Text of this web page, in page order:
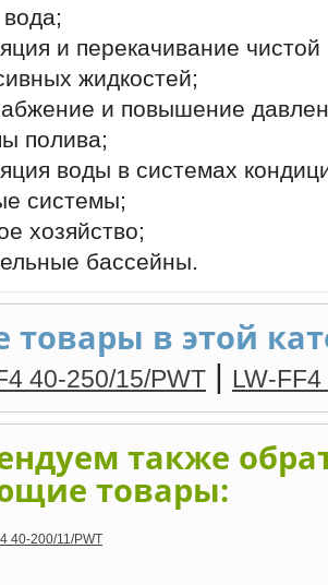
и перекачивание
жидкостей;
и повышение
полива;
воды в системах
системы;
хозяйство;
бассейны.
товары в этой
40-250/15/PWT | LW-
также
товары:
40-200/11/PWT